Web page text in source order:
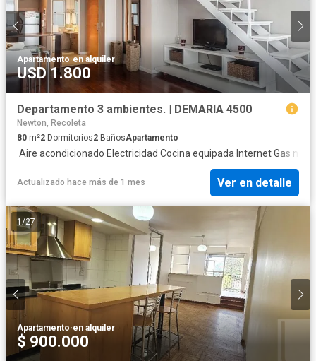
Apartamento·en alquiler
USD 1.800
Departamento 3 ambientes. | DEMARIA 4500
Newton, Recoleta
80 m²2 Dormitorios2 BañosApartamento
·Aire acondicionado·Electricidad·Cocina equipada· Internet·Gas
Actualizado hace más de 1 mes Ver en detalle
1 /27
Apartamento·en alquiler
$ 900.000